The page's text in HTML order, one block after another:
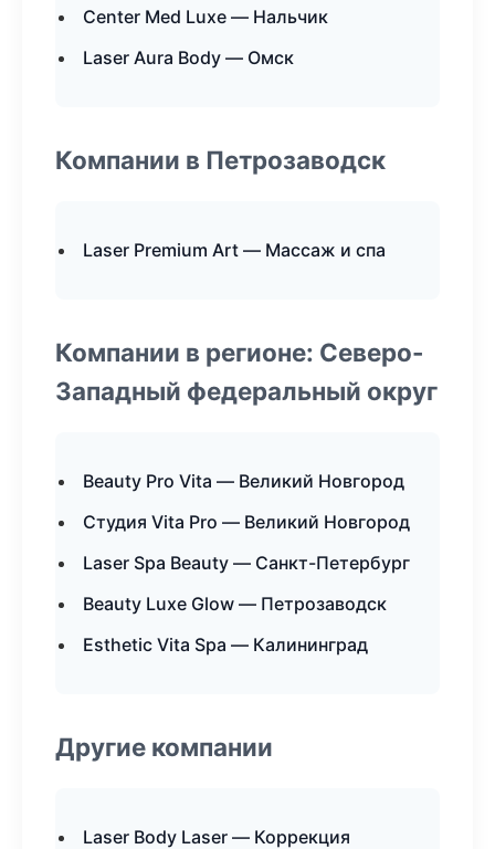
Center Med Luxe — Нальчик
Laser Aura Body — Омск
Компании в Петрозаводск
Laser Premium Art — Массаж и спа
Компании в регионе: Северо-
Западный федеральный округ
Beauty Pro Vita — Великий Новгород
Студия Vita Pro — Великий Новгород
Laser Spa Beauty — Санкт-Петербург
Beauty Luxe Glow — Петрозаводск
Esthetic Vita Spa — Калининград
Другие компании
Laser Body Laser — Коррекция